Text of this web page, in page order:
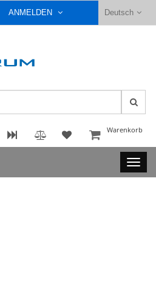
Deutsch
ANMELDEN
Warenkorb